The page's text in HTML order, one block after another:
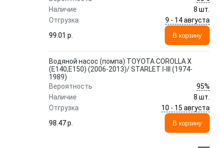
Наличие
8 шт.
Отгрузка
9 - 14 августа
99.01 p.
В корзину
Водяной насос (помпа) TOYOTA COROLLA X
(E140,E150) (2006-2013)/ STARLET I-III (1974-
1989)
Вероятность
95%
Наличие
8 шт.
Отгрузка
10 - 15 августа
98.47 p.
В корзину